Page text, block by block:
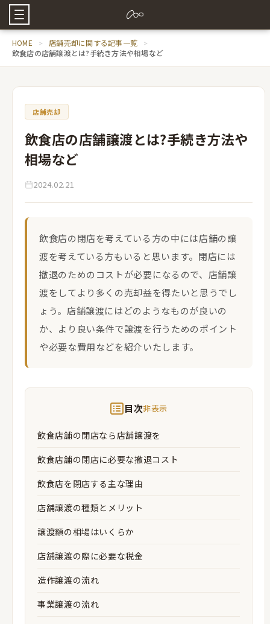
HOME
店舗売却に関する記事一覧
飲食店の店舗譲渡とは?手続き方法や相場など
店舗売却
飲食店の店舗譲渡とは?手続き方法や
相場など
2024.02.21
飲食店の閉店を考えている方の中には店舗の譲
渡を考えている方もいると思います。閉店には
撤退のためのコストが必要になるので、店舗譲
渡をしてより多くの売却益を得たいと思うでし
ょう。店舗譲渡にはどのようなものが良いの
か、より良い条件で譲渡を行うためのポイント
や必要な費用などを紹介いたします。
目次非表示
飲食店舗の閉店なら店舗譲渡を
飲食店舗の閉店に必要な撤退コスト
飲食店を閉店する主な理由
店舗譲渡の種類とメリット
譲渡額の相場はいくらか
店舗譲渡の際に必要な税金
造作譲渡の流れ
事業譲渡の流れ